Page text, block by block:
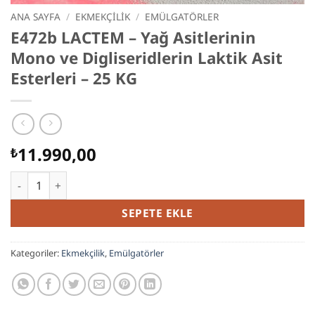
ANA SAYFA / EKMEKÇILIK / EMÜLGATÖRLER
E472b LACTEM – Yağ Asitlerinin
Mono ve Digliseridlerin Laktik Asit
Esterleri – 25 KG
₺11.990,00
E472b LACTEM - Yağ Asitlerinin Mono ve Digliseridlerin
SEPETE EKLE
Kategoriler: Ekmekçilik, Emülgatörler